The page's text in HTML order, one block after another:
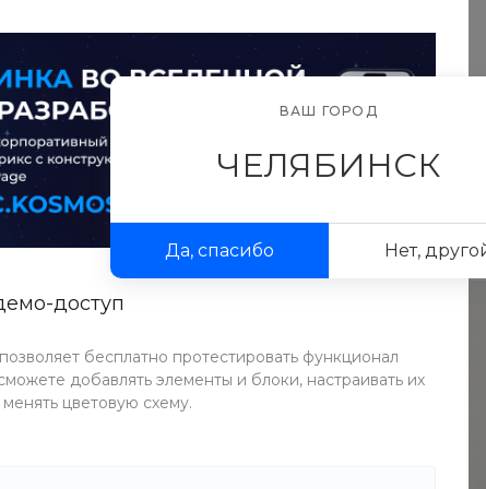
доступ
бесплатно протестировать функционал
добавлять элементы и блоки, настраивать их
цветовую схему.
УСЛУГИ ПРОЕКТЫ
ВАШ ГОРОД
ЧЕЛЯБИНСК
Да, спасибо Нет,